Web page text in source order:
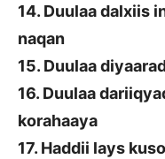
14. Duulaa dalxiis
naqan
15. Duulaa
16. Duulaa
korahaaya
17. Haddii lays